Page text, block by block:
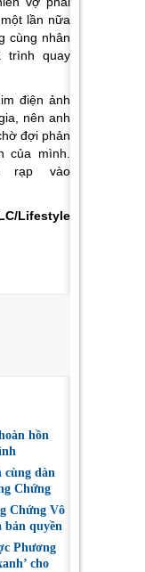
lần nữa
cùng nhân
trình quay
điện ảnh
nên anh
đợi phản
của mình.
rạp vào
Lifestyle
hồn
cùng dàn
Chứng
Chứng Vô
bản quyền
Phương
cho